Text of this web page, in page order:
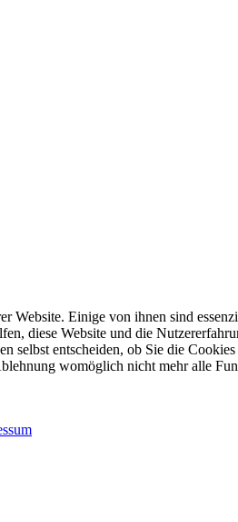
Website. Einige von ihnen sind
diese Website und die
selbst entscheiden, ob Sie die
womöglich nicht mehr alle